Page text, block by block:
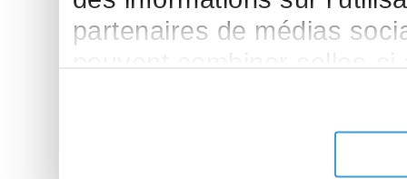
partenaires de médias